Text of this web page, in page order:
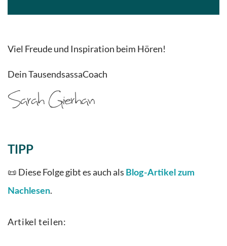
Viel Freude und Inspiration beim Hören!
Dein TausendsassaCoach
TIPP
📜 Diese Folge gibt es auch als Blog-Artikel zum
Nachlesen.
Artikel teilen: